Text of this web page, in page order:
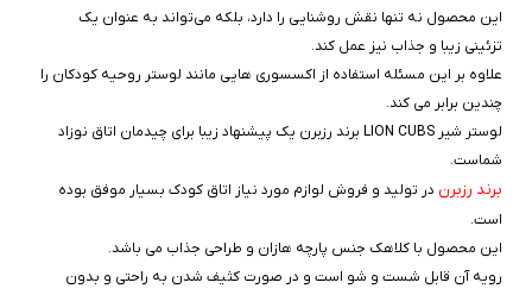
این محصول نه تنها نقش روشنایی را دارد، بلکه می‌تواند به عنوان یک
تزئینی زیبا و جذاب نیز عمل کند.
علاوه بر این مسئله استفاده از اکسسوری هایی مانند لوستر روحیه کودکان را
چندین برابر می کند.
لوستر شیر LION CUBS برند رزبرن یک پیشنهاد زیبا برای چیدمان اتاق نوزاد
شماست.
برند رزبرن در تولید و فروش لوازم مورد نیاز اتاق کودک بسیار موفق بوده
است.
این محصول با کلاهک جنس پارچه هازان و طراحی جذاب می باشد.
رویه آن قابل شست و شو است و در صورت کثیف شدن به راحتی و بدون